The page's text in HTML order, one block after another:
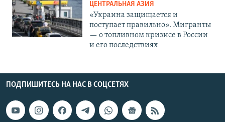
ЦЕНТРАЛЬНАЯ АЗИЯ
«Украина защищается и
поступает правильно». Мигранты
— о топливном кризисе в России
и его последствиях
ПОДПИШИТЕСЬ НА НАС В СОЦСЕТЯХ